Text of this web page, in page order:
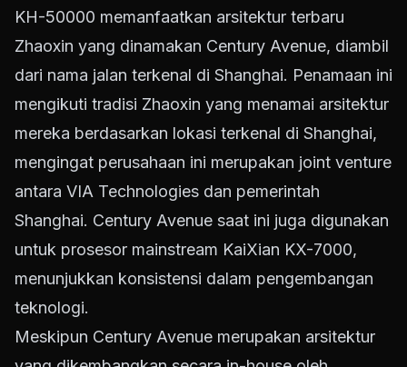
KH-50000 memanfaatkan arsitektur terbaru
Zhaoxin yang dinamakan Century Avenue, diambil
dari nama jalan terkenal di Shanghai. Penamaan ini
mengikuti tradisi Zhaoxin yang menamai arsitektur
mereka berdasarkan lokasi terkenal di Shanghai,
mengingat perusahaan ini merupakan joint venture
antara VIA Technologies dan pemerintah
Shanghai. Century Avenue saat ini juga digunakan
untuk prosesor mainstream KaiXian KX-7000,
menunjukkan konsistensi dalam pengembangan
teknologi.
Meskipun Century Avenue merupakan arsitektur